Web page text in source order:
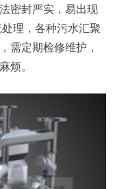
密封严实，易出现
理，各种污水汇聚
需定期检修维护，
烦。